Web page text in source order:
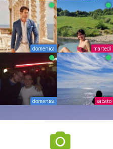
domenica martedì
domenica sabato